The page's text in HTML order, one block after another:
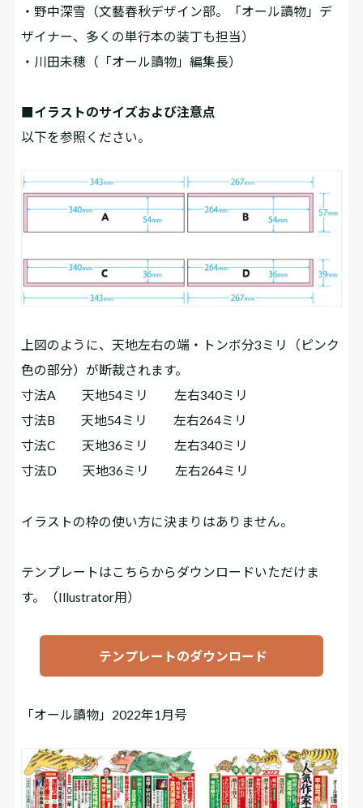
・野中深雪（文藝春秋デザイン部。「オール讀物」デ
ザイナー、多くの単行本の装丁も担当）
・川田未穂（「オール讀物」編集長）
■イラストのサイズおよび注意点
以下を参照ください。
上図のように、天地左右の端・トンボ分3ミリ（ピンク
色の部分）が断裁されます。
寸法A 天地54ミリ 左右340ミリ
寸法B 天地54ミリ 左右264ミリ
寸法C 天地36ミリ 左右340ミリ
寸法D 天地36ミリ 左右264ミリ
イラストの枠の使い方に決まりはありません。
テンプレートはこちらからダウンロードいただけま
す。（Illustrator用）
テンプレートのダウンロード
「オール讀物」2022年1月号